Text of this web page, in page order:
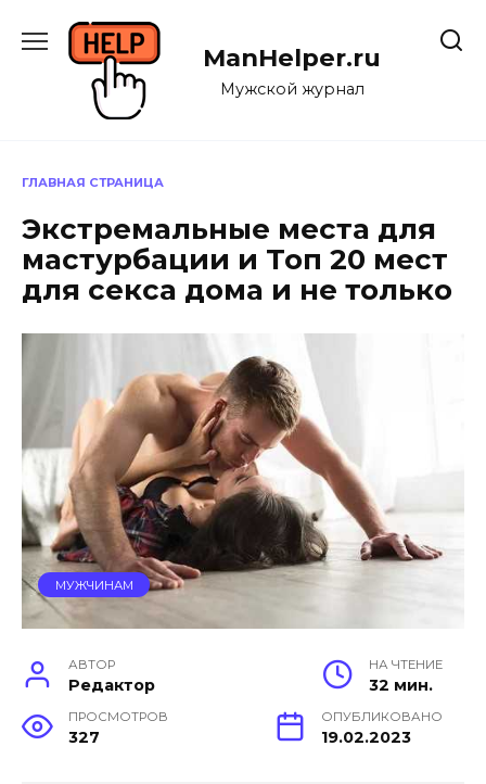
содержанию
ManHelper.ru
Мужской журнал
ГЛАВНАЯ СТРАНИЦА
Экстремальные места для
мастурбации и Топ 20 мест
для секса дома и не только
МУЖЧИНАМ
АВТОР
Редактор
НА ЧТЕНИЕ
32 мин.
ПРОСМОТРОВ
327
ОПУБЛИКОВАНО
19.02.2023